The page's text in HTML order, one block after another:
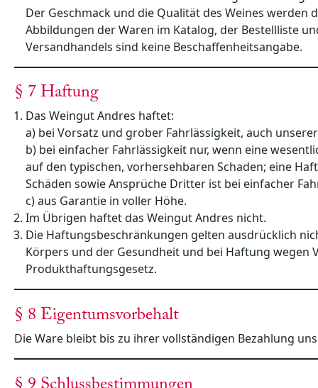
Der Geschmack und die Qualität des Weines
Abbildungen der Waren im Katalog, der Bestellliste
Versandhandels sind keine Beschaffenheitsangabe.
§ 7 Haftung
Das Weingut Andres haftet:
a) bei Vorsatz und grober Fahrlässigkeit, auch
b) bei einfacher Fahrlässigkeit nur, wenn eine
auf den typischen, vorhersehbaren Schaden; eine
Schäden sowie Ansprüche Dritter ist bei einfacher
c) aus Garantie in voller Höhe.
Im Übrigen haftet das Weingut Andres nicht.
Die Haftungsbeschränkungen gelten ausdrücklich
Körpers und der Gesundheit und bei Haftung wegen
Produkthaftungsgesetz.
§ 8 Eigentumsvorbehalt
Die Ware bleibt bis zu ihrer vollständigen Bezahlung